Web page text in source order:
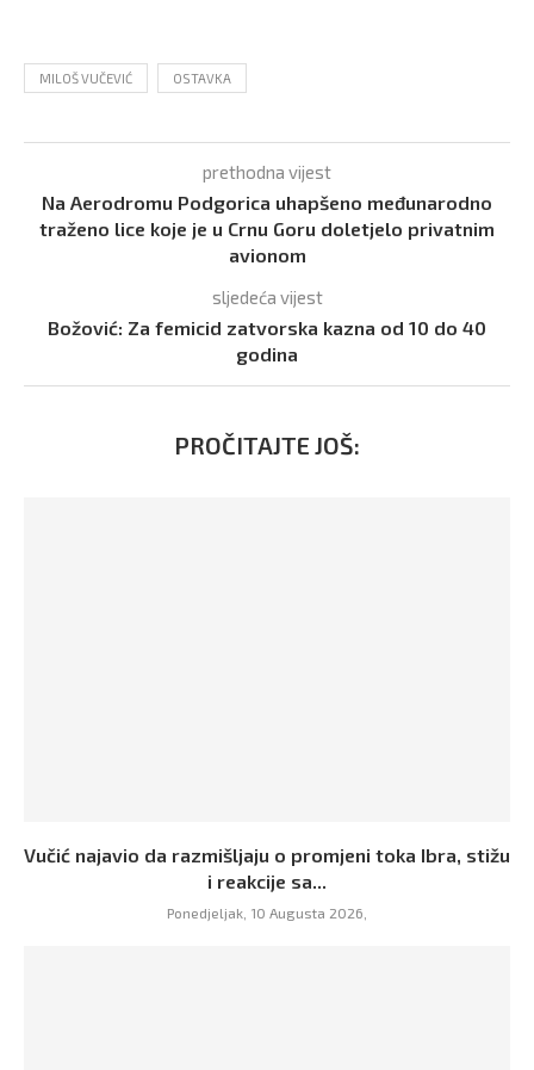
MILOŠ VUČEVIĆ OSTAVKA
prethodna vijest
Na Aerodromu Podgorica uhapšeno međunarodno
traženo lice koje je u Crnu Goru doletjelo privatnim
avionom
sljedeća vijest
Božović: Za femicid zatvorska kazna od 10 do 40
godina
PROČITAJTE JOŠ:
Vučić najavio da razmišljaju o promjeni toka Ibra, stižu
i reakcije sa...
Ponedjeljak, 10 Augusta 2026,